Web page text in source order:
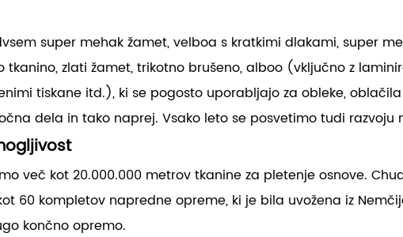
super mehak žamet, velboa s kratkimi dlakami, super
tkanino, zlati žamet, trikotno brušeno, alboo (vključno z
tiskane itd.), ki se pogosto uporabljajo za obleke,
dela in tako naprej. Vsako leto se posvetimo tudi razvoju
več kot 20.000.000 metrov tkanine za pletenje osnove.
60 kompletov napredne opreme, ki je bila uvožena iz
končno opremo.